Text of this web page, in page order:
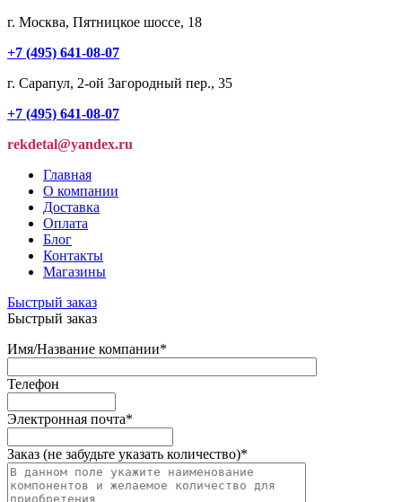
г. Москва, Пятницкое шоссе, 18
+7 (495) 641-08-07
г. Сарапул, 2-ой Загородный пер., 35
+7 (495) 641-08-07
rekdetal@yandex.ru
Главная
О компании
Доставка
Оплата
Блог
Контакты
Магазины
Быстрый заказ
Быстрый заказ
Имя/Название компании*
Телефон
Электронная почта*
Заказ (не забудьте указать количество)*